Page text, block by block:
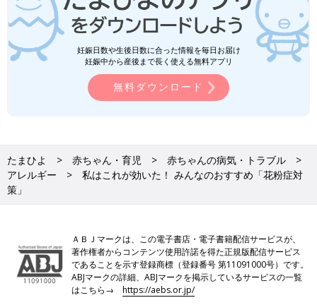
妊娠日数や生後日数に合った情報を毎日お届け
妊娠中から産後まで長く使える無料アプリ
無料ダウンロード
たまひよ 赤ちゃん・育児
赤ちゃんの病気・トラブル
アレルギー
私はこれが効いた！ みんなのおすすめ「花粉症対
策」
ＡＢＪマークは、この電子書店・電子書籍配信サービスが、
著作権者からコンテンツ使用許諾を得た正規版配信サービス
であることを示す登録商標（登録番号 第11091000号）です。
ABJマークの詳細、ABJマークを掲示しているサービスの一覧
はこちら→https://aebs.or.jp/